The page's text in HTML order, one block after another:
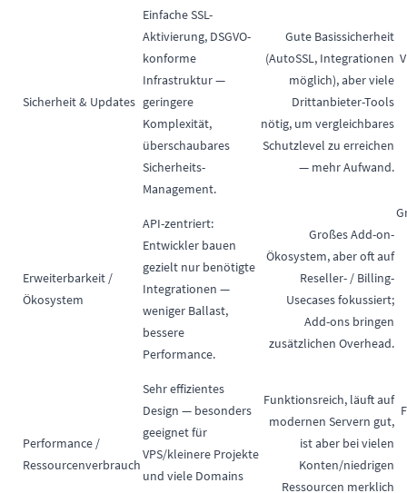
Sicherheit & Updates
Einfache SSL-
Aktivierung, DSGVO-
konforme
Infrastruktur —
geringere
Komplexität,
überschaubares
Sicherheits-
Management.
Gute Basissicherheit
(AutoSSL, Integrationen
möglich), aber viele
Drittanbieter-Tools
nötig, um vergleichbares
Schutzlevel zu erreichen
— mehr Aufwand.
Erweiterbarkeit /
Ökosystem
API-zentriert:
Entwickler bauen
gezielt nur benötigte
Integrationen —
weniger Ballast,
bessere
Performance.
Großes Add-on-
Ökosystem, aber oft auf
Reseller- / Billing-
Usecases fokussiert;
Add-ons bringen
zusätzlichen Overhead.
Performance /
Ressourcenverbrauch
Sehr effizientes
Design — besonders
geeignet für
VPS/kleinere Projekte
und viele Domains
Funktionsreich, läuft auf
modernen Servern gut,
ist aber bei vielen
Konten/niedrigen
Ressourcen merklich